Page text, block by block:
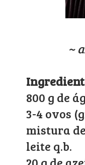
~
800 g de
3-4 ovos
mistura
leite q.b.